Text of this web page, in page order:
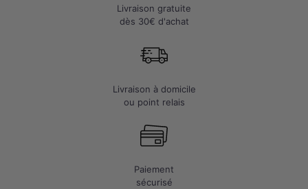
Livraison gratuite
dès 30€ d'achat
Livraison à domicile
ou point relais
Paiement
sécurisé